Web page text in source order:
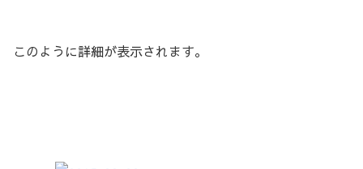
このように詳細が表示されます。